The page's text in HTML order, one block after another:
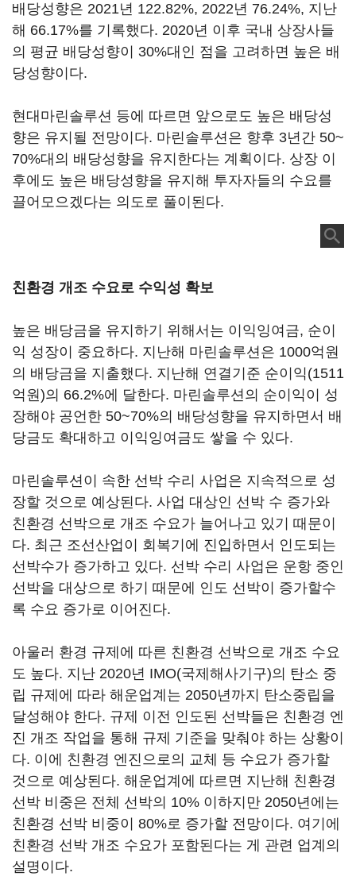
배당성향은 2021년 122.82%, 2022년 76.24%, 지난
해 66.17%를 기록했다. 2020년 이후 국내 상장사들
의 평균 배당성향이 30%대인 점을 고려하면 높은 배
당성향이다.
현대마린솔루션 등에 따르면 앞으로도 높은 배당성
향은 유지될 전망이다. 마린솔루션은 향후 3년간 50~
70%대의 배당성향을 유지한다는 계획이다. 상장 이
후에도 높은 배당성향을 유지해 투자자들의 수요를
끌어모으겠다는 의도로 풀이된다.
친환경 개조 수요로 수익성 확보
높은 배당금을 유지하기 위해서는 이익잉여금, 순이
익 성장이 중요하다. 지난해 마린솔루션은 1000억원
의 배당금을 지출했다. 지난해 연결기준 순이익(1511
억원)의 66.2%에 달한다. 마린솔루션의 순이익이 성
장해야 공언한 50~70%의 배당성향을 유지하면서 배
당금도 확대하고 이익잉여금도 쌓을 수 있다.
마린솔루션이 속한 선박 수리 사업은 지속적으로 성
장할 것으로 예상된다. 사업 대상인 선박 수 증가와
친환경 선박으로 개조 수요가 늘어나고 있기 때문이
다. 최근 조선산업이 회복기에 진입하면서 인도되는
선박수가 증가하고 있다. 선박 수리 사업은 운항 중인
선박을 대상으로 하기 때문에 인도 선박이 증가할수
록 수요 증가로 이어진다.
아울러 환경 규제에 따른 친환경 선박으로 개조 수요
도 높다. 지난 2020년 IMO(국제해사기구)의 탄소 중
립 규제에 따라 해운업계는 2050년까지 탄소중립을
달성해야 한다. 규제 이전 인도된 선박들은 친환경 엔
진 개조 작업을 통해 규제 기준을 맞춰야 하는 상황이
다. 이에 친환경 엔진으로의 교체 등 수요가 증가할
것으로 예상된다. 해운업계에 따르면 지난해 친환경
선박 비중은 전체 선박의 10% 이하지만 2050년에는
친환경 선박 비중이 80%로 증가할 전망이다. 여기에
친환경 선박 개조 수요가 포함된다는 게 관련 업계의
설명이다.